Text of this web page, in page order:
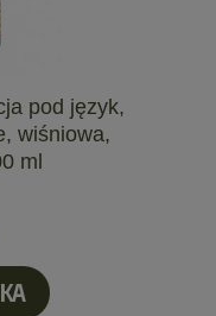
pod język,
wiśniowa,
ml